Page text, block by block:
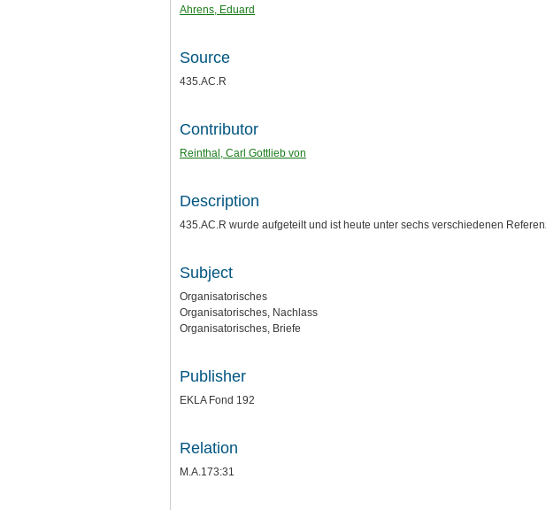
Ahrens, Eduard
Source
435.AC.R
Contributor
Reinthal, Carl Gottlieb von
Description
435.AC.R wurde aufgeteilt und ist heute unter sechs verschiedenen
Subject
Organisatorisches
Organisatorisches, Nachlass
Organisatorisches, Briefe
Publisher
EKLA Fond 192
Relation
M.A.173:31